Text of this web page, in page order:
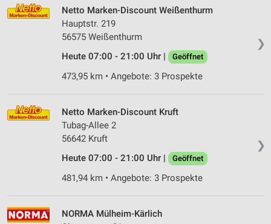
❯
Netto Marken-Discount Weißenthurm
Hauptstr. 219
56575 Weißenthurm
Heute 07:00 - 21:00 Uhr |
Geöffnet
473,95 km • Angebote: 3 Prospekte
❯
Netto Marken-Discount Kruft
Tubag-Allee 2
56642 Kruft
Heute 07:00 - 21:00 Uhr |
Geöffnet
481,94 km • Angebote: 3 Prospekte
NORMA Mülheim-Kärlich